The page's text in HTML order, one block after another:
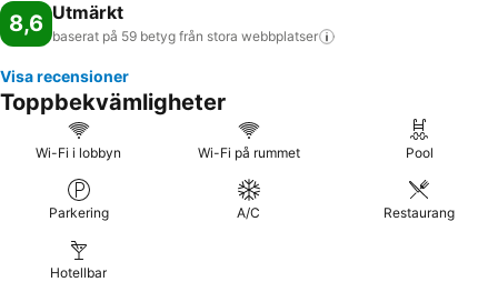
8,6 Utmärkt
baserat på 59 betyg från stora webbplatser
Visa recensioner
Toppbekvämligheter
Wi-Fi i lobbyn Wi-Fi på rummet Pool
Parkering A/C Restaurang
Hotellbar